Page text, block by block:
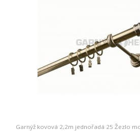
Garnýž kovová 2,2m jednořadá 25 Žezlo